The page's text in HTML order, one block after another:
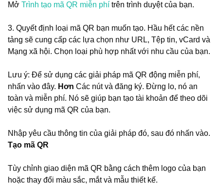
Mở Trình tạo mã QR miễn phí trên trình duyệt của bạn.
3. Quyết định loại mã QR bạn muốn tạo. Hầu hết các nền
tảng sẽ cung cấp các lựa chọn như URL, Tệp tin, vCard và
Mạng xã hội. Chọn loại phù hợp nhất với nhu cầu của bạn.
Lưu ý: Để sử dụng các giải pháp mã QR động miễn phí,
nhấn vào đây. Hơn Các nút và đăng ký. Đừng lo, nó an
toàn và miễn phí. Nó sẽ giúp bạn tạo tài khoản để theo dõi
việc sử dụng mã QR của bạn.
Nhập yêu cầu thông tin của giải pháp đó, sau đó nhấn vào.
Tạo mã QR
Tùy chỉnh giao diện mã QR bằng cách thêm logo của bạn
hoặc thay đổi màu sắc, mắt và mẫu thiết kế.